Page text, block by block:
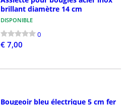
brillant diamètre 14 cm
DISPONIBLE
0
€ 7,00
Bougeoir bleu électrique 5 cm fer